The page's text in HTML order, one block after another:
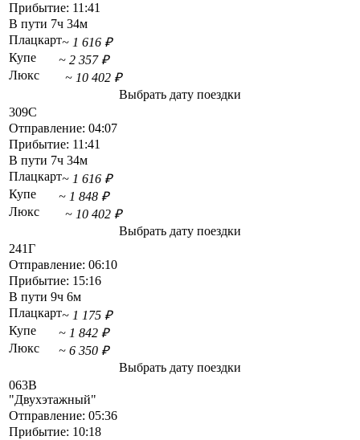
Прибытие: 11:41
В пути 7ч 34м
Плацкарт~ 1 616 ₽
Купе
~ 2 357 ₽
Люкс
~ 10 402 ₽
Выбрать дату поездки
309С
Отправление: 04:07
Прибытие: 11:41
В пути 7ч 34м
Плацкарт~ 1 616 ₽
Купе
~ 1 848 ₽
Люкс
~ 10 402 ₽
Выбрать дату поездки
241Г
Отправление: 06:10
Прибытие: 15:16
В пути 9ч 6м
Плацкарт~ 1 175 ₽
Купе
~ 1 842 ₽
Люкс
~ 6 350 ₽
Выбрать дату поездки
063В
"Двухэтажный"
Отправление: 05:36
Прибытие: 10:18